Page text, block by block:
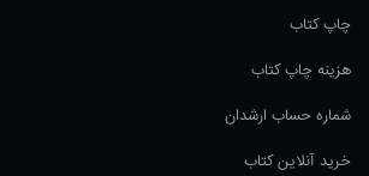
چاپ کتاب
هزینه چاپ کتاب
شماره حساب ارشدان
خرید آنلاین کتاب